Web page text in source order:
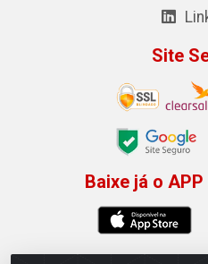
Site
Baixe já o